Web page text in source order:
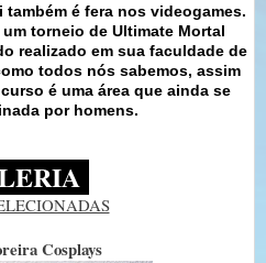
é fera nos videogames.
torneio de Ultimate Mortal
realizado em sua faculdade de
todos nós sabemos, assim
é uma área que ainda se
por homens.
Cosplays